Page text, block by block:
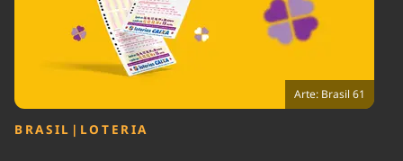
Internacional
Arte: Brasil 61
BRASIL | LOTERIA